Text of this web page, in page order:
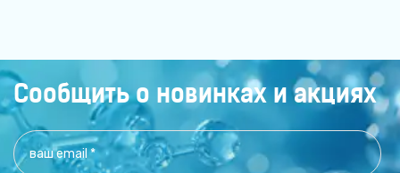
Сообщить о новинках и акциях